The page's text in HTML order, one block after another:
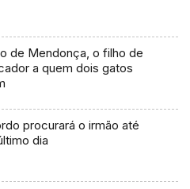
de Mendonça, o filho de
a quem dois gatos
procurará o irmão até
dia